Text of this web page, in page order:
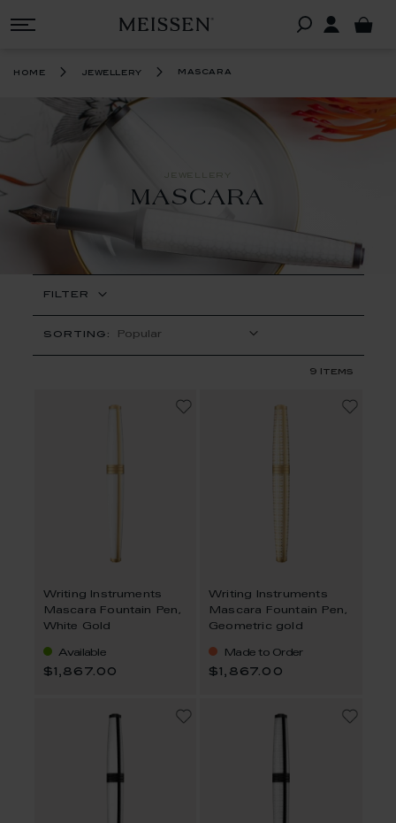
home jewellery mascara
JEWELLERY
MASCARA
FILTER
SORTING:
9 Items
Writing Instruments
Mascara Fountain Pen,
White Gold
Available
$1,867.00
Writing Instruments
Mascara Fountain Pen,
Geometric gold
Made to Order
$1,867.00